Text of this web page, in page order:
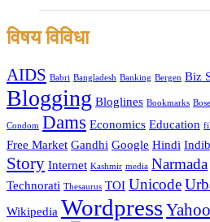
विषय विविधा
AIDS Babri Bangladesh Banking Bergen Biz
Blogging Bloglines Bookmarks Bose
Condom Dams Economics Education
Free Market Gandhi Google Hindi
Story Internet Kashmir media Narmada
Technorati Thesaurus TOI Unicode
Wikipedia WordpressYahoo